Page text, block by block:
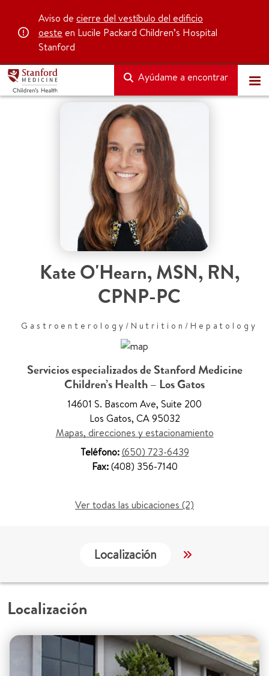
Aviso de cierre del vestíbulo del edificio
oeste en Lucile Packard Children’s Hospital
Stanford
Ayúdame a encontrar
Kate O'Hearn,MSN, RN,
CPNP-PC
Gastroenterology/Nutrition/Hepatology
Servicios especializados de Stanford Medicine
Children’s Health – Los Gatos
14601 S. Bascom Ave, Suite 200
Los Gatos, CA 95032
Mapas, direcciones y estacionamiento
Teléfono:(650) 723-6439
Fax:(408) 356-7140
Ver todas las ubicaciones (2)
Localización Trabajo y
Localización